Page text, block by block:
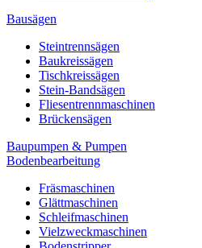
Bausägen
Steintrennsägen
Baukreissägen
Tischkreissägen
Stein-Bandsägen
Fliesentrennmaschinen
Brückensägen
Baupumpen & Pumpen
Bodenbearbeitung
Fräsmaschinen
Glättmaschinen
Schleifmaschinen
Vielzweckmaschinen